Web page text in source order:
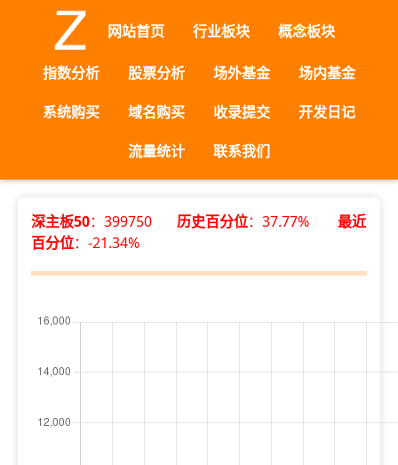
网站首页 行业板块 概念板块
指数分析 股票分析 场外基金
场内基金
系统购买
域名购买 收录提交
开发日记
流量统计
联系我们
深主板50：399750 历史百分位：37.77% 最近
百分位：-21.34%